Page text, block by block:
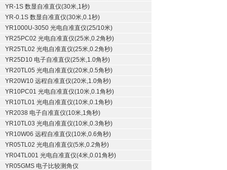
YR-1S 数显自准直仪(30米,1秒)
YR-0.1S 数显自准直仪(30米,0.1秒)
YR1000U-3050 光电自准直仪(25/10米)
YR25PC02 光电自准直仪(25米,0.2角秒)
YR25TL02 光电自准直仪(25米,0.2角秒)
YR25D10 电子自准直仪(25米,1.0角秒)
YR20TL05 光电自准直仪(20米,0.5角秒)
YR20W10 远程自准直仪(20米,1.0角秒)
YR10PC01 光电自准直仪(10米,0.1角秒)
YR10TL01 光电自准直仪(10米,0.1角秒)
YR2038 电子自准直仪(10米,1角秒)
YR10TL03 光电自准直仪(10米,0.3角秒)
YR10W06 远程自准直仪(10米,0.6角秒)
YR05TL02 光电自准直仪(5米,0.2角秒)
YR04TL001 光电自准直仪(4米,0.01角秒)
YR05GMS 电子比较测角仪